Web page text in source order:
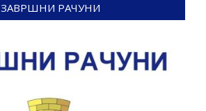
ЗАВРШНИ РАЧУНИ